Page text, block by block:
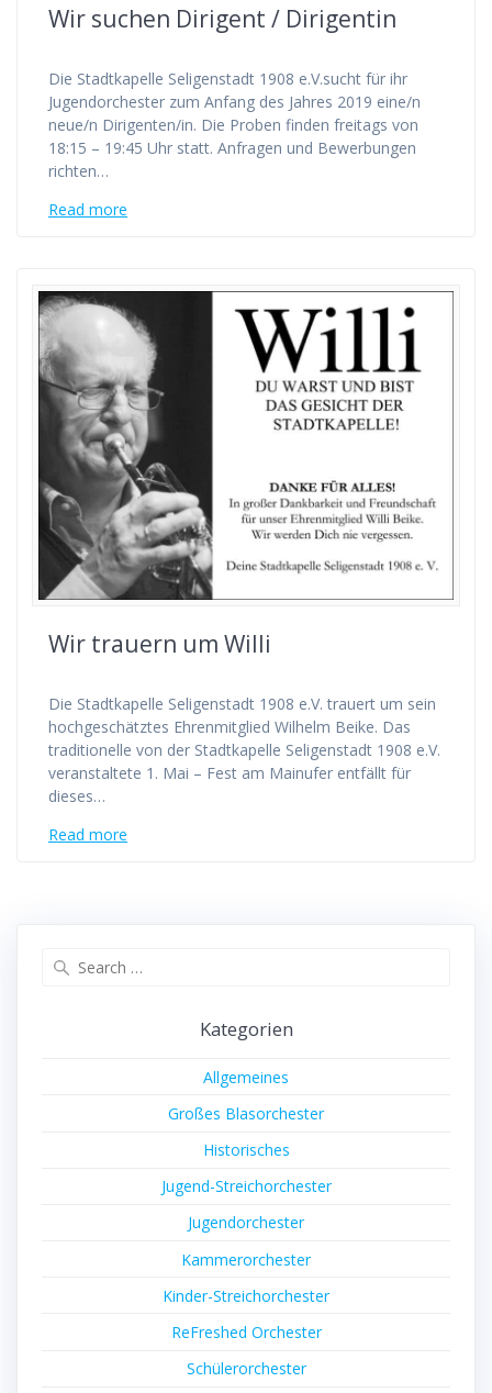
Wir suchen Dirigent / Dirigentin
Die Stadtkapelle Seligenstadt 1908 e.V.sucht für ihr
Jugendorchester zum Anfang des Jahres 2019 eine/n
neue/n Dirigenten/in. Die Proben finden freitags von
18:15 – 19:45 Uhr statt. Anfragen und Bewerbungen
richten…
Read more
Wir trauern um Willi
Die Stadtkapelle Seligenstadt 1908 e.V. trauert um sein
hochgeschätztes Ehrenmitglied Wilhelm Beike. Das
traditionelle von der Stadtkapelle Seligenstadt 1908 e.V.
veranstaltete 1. Mai – Fest am Mainufer entfällt für
dieses…
Read more
Kategorien
Allgemeines
Großes Blasorchester
Historisches
Jugend-Streichorchester
Jugendorchester
Kammerorchester
Kinder-Streichorchester
ReFreshed Orchester
Schülerorchester